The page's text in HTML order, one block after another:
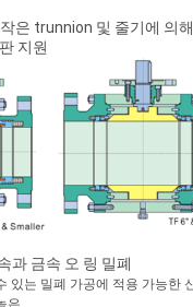
작은 trunnion 및 줄기에 의
지원
과 금속 오 링 밀폐
있는 밀폐 가공에 적용 가능한
은